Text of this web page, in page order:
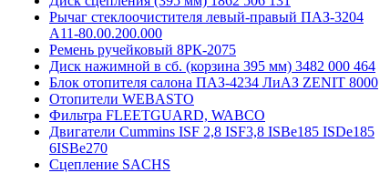
Рычаг стеклоочистителя левый-правый ПАЗ-3204
А11-80.00.200.000
Ремень ручейковый 8РК-2075
Диск нажимной в сб. (корзина 395 мм) 3482 000 464
Блок отопителя салона ПАЗ-4234 ЛиАЗ ZENIT 8000
Отопители WEBASTO
Фильтра FLEETGUARD, WABCO
Двигатели Cummins ISF 2,8 ISF3,8 ISBe185 ISDe185
6ISBe270
Сцепление SACHS